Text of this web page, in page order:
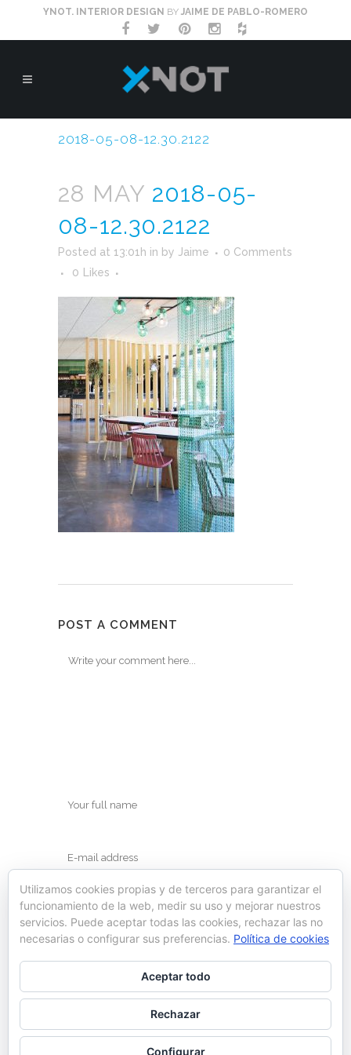
YNOT. INTERIOR DESIGN BY JAIME DE PABLO-ROMERO
2018-05-08-12.30.2122
28 MAY 2018-05-
08-12.30.2122
Posted at 13:01h in by Jaime
0 Comments
0
Likes
POST A COMMENT
Save my name, email, and website in this
browser for the next time I comment.
Utilizamos cookies propias y de terceros para garantizar el
funcionamiento de la web, medir su uso y mejorar nuestros
servicios. Puede aceptar todas las cookies, rechazar las no
necesarias o configurar sus preferencias. Política de cookies
Aceptar todo
Rechazar
Configurar